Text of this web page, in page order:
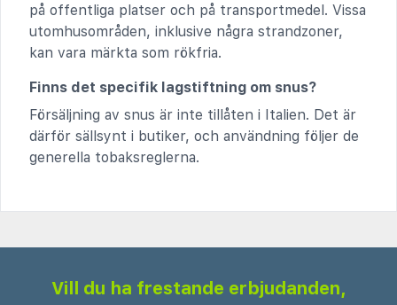
på offentliga platser och på transportmedel. Vissa
utomhusområden, inklusive några strandzoner,
kan vara märkta som rökfria.
Finns det specifik lagstiftning om snus?
Försäljning av snus är inte tillåten i Italien. Det är
därför sällsynt i butiker, och användning följer de
generella tobaksreglerna.
Vill du ha frestande erbjudanden,